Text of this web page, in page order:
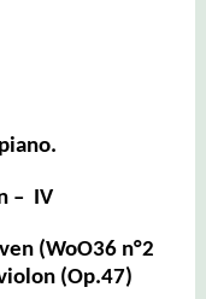
– IV
(WoO36 n°2
(Op.47)